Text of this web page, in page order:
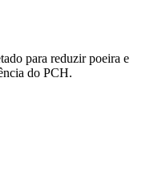
para reduzir poeira e
do PCH.